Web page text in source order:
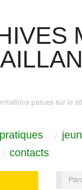
parues sur le
contacts